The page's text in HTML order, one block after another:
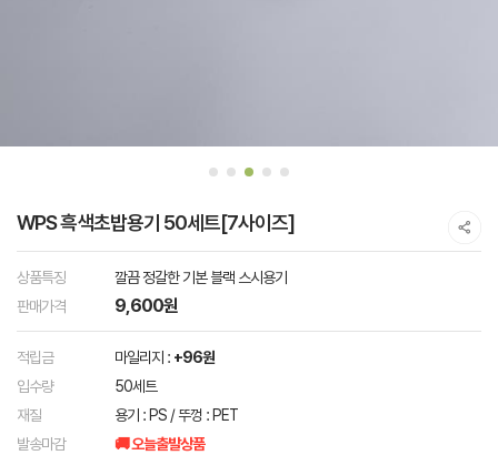
WPS 흑색초밥용기 50세트[7사이즈]
상품특징
깔끔 정갈한 기본 블랙 스시용기
판매가격
9,600원
적립금 마일리지 : +96원
입수량
50세트
재질
용기 : PS / 뚜껑 : PET
발송마감
🚚 오늘출발상품